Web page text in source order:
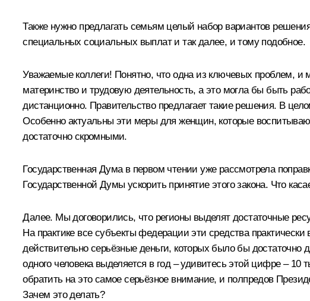
Также нужно предлагать семьям целый набор вариантов
специальных социальных выплат и так далее, и тому подобное.
Уважаемые коллеги! Понятно, что одна из ключевых проблем, и
материнство и трудовую деятельность, а это могла бы быть
дистанционно. Правительство предлагает такие решения. В
Особенно актуальны эти меры для женщин, которые
достаточно скромными.
Государственная Дума в первом чтении уже рассмотрела
Государственной Думы ускорить принятие этого закона. Что
Далее. Мы договорились, что регионы выделят достаточные
На практике все субъекты федерации эти средства
действительно серьёзные деньги, которых было бы
одного человека выделяется в год – удивитесь этой цифре –
обратить на это самое серьёзное внимание, и полпредов
Зачем это делать?